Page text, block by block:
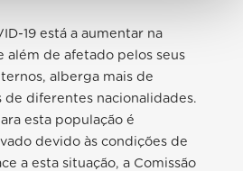
19 está a aumentar na
além de afetado pelos seus
alberga mais de
diferentes nacionalidades.
esta população é
devido às condições de
a esta situação, a Comissão